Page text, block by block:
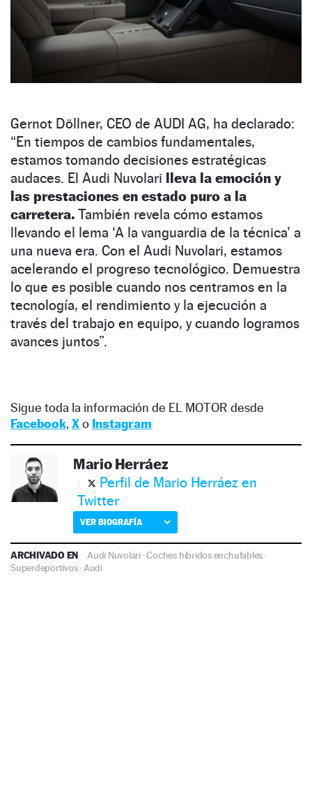
Gernot Döllner, CEO de AUDI AG, ha declarado:
“En tiempos de cambios fundamentales,
estamos tomando decisiones estratégicas
audaces. El Audi Nuvolari lleva la emoción y
las prestaciones en estado puro a la
carretera. También revela cómo estamos
llevando el lema ‘A la vanguardia de la técnica’ a
una nueva era. Con el Audi Nuvolari, estamos
acelerando el progreso tecnológico. Demuestra
lo que es posible cuando nos centramos en la
tecnología, el rendimiento y la ejecución a
través del trabajo en equipo, y cuando logramos
avances juntos”.
Sigue toda la información de EL MOTOR desde
Facebook, Xo Instagram
Mario Herráez
Perfil de Mario Herráez en
Twitter
VER BIOGRAFÍA
ARCHIVADO EN Audi Nuvolari ·Coches híbridos enchufables ·
Superdeportivos· Audi